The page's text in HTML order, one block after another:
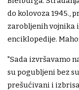
do kolovoza 1945.,
zarobljenih vojnika
enciklopedije.
"Sada izvršavamo
su pogubljeni bez
prešućivani i